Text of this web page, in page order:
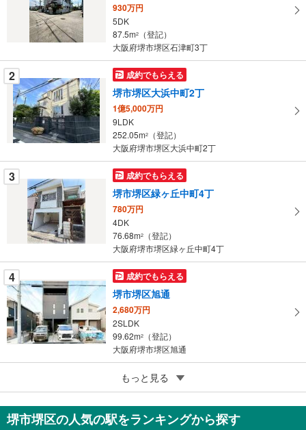
件
を
マ
イ
ペ
ー
に
保
930万円
5DK
87.5m2
（登記）
大阪府堺市堺区石津町3丁
2 成約でもらえる
堺市堺区大浜中町2丁
1億5,000万円
9LDK
252.05m2
（登記）
大阪府堺市堺区大浜中町2丁
3 成約でもらえる
堺市堺区緑ヶ丘中町4丁
780万円
4DK
76.68m2
（登記）
大阪府堺市堺区緑ヶ丘中町4丁
4 成約でもらえる
堺市堺区旭通
2,680万円
2SLDK
99.62m2
（登記）
大阪府堺市堺区旭通
成約でもらえる
堺市堺区櫛屋町東4丁
5,980万円
3LDK
もっと見る
堺市堺区の人気の駅をランキングから探す